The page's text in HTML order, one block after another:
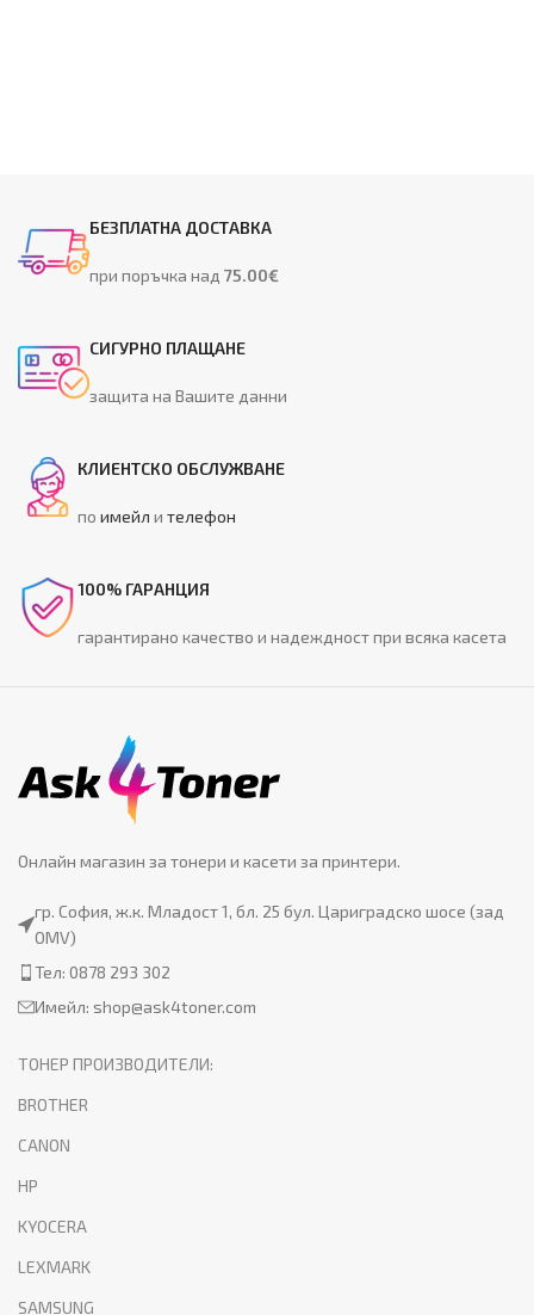
БЕЗПЛАТНА ДОСТАВКА
при поръчка над75.00€
СИГУРНО ПЛАЩАНЕ
защита на Вашите данни
КЛИЕНТСКО ОБСЛУЖВАНЕ
поимейл ителефон
100% ГАРАНЦИЯ
гарантирано качество и надеждност при всяка касета
Онлайн магазин за тонери и касети за принтери.
гр. София, ж.к. Младост 1, бл. 25 бул. Цариградско шосе (зад
OMV)
Тел: 0878 293 302
Имейл: shop@ask4toner.com
ТОНЕР ПРОИЗВОДИТЕЛИ:
BROTHER
CANON
HP
KYOCERA
LEXMARK
SAMSUNG